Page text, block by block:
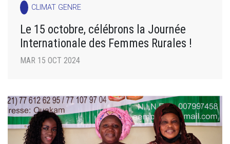
CLIMAT GENRE
Le 15 octobre, célébrons la Journée
Internationale des Femmes Rurales !
MAR 15 OCT 2024